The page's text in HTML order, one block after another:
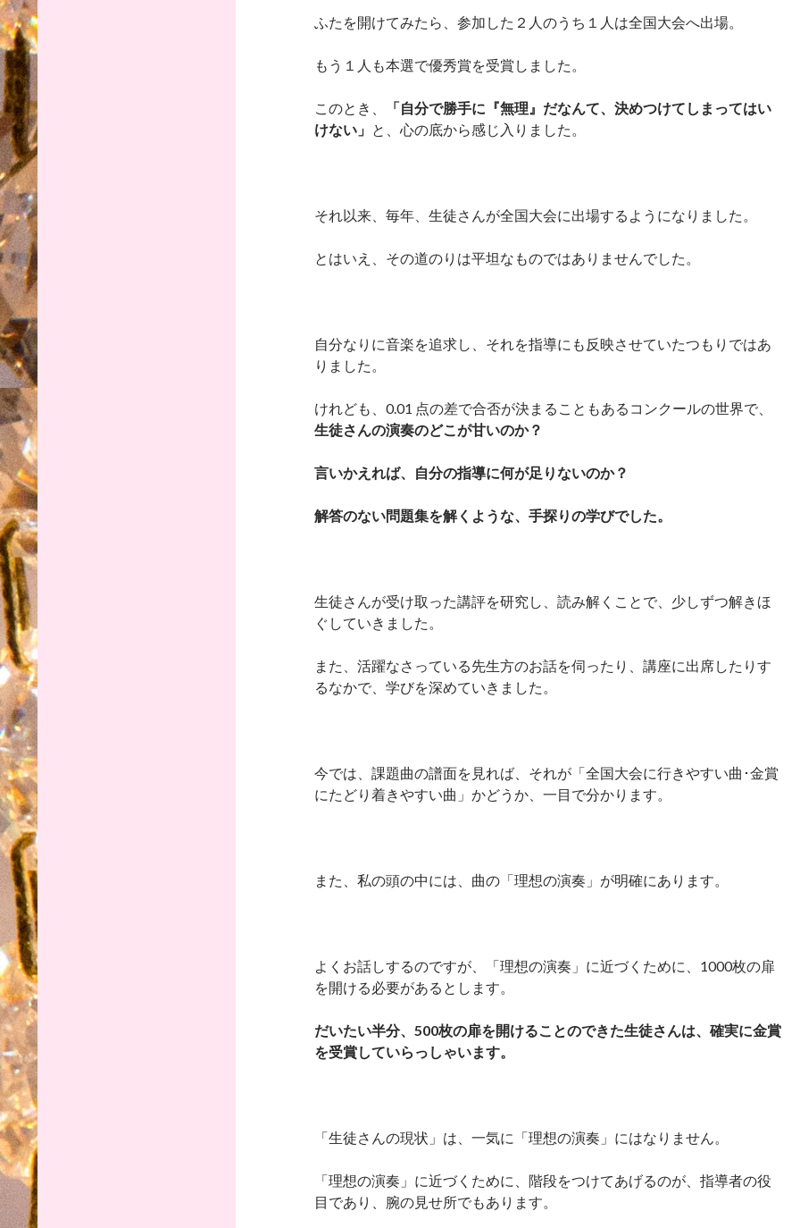
ふたを開けてみたら、参加した２人のうち１人は全国大会へ出場。
もう１人も本選で優秀賞を受賞しました。
このとき、
「自分で勝手に『無理』だなんて、決めつけてしまってはい
けない」 と、心の底から感じ入りました。
それ以来、毎年、生徒さんが全国大会に出場するようになりました。
とはいえ、その道のりは平坦なものではありませんでした。
自分なりに音楽を追求し、それを指導にも反映させていたつもりではあ
りました。
けれども、0.01 点の差で合否が決まることもあるコンクールの世界で、
生徒さんの演奏のどこが甘いのか？
言いかえれば、自分の指導に何が足りないのか？
解答のない問題集を解くような、手探りの学びでした。
生徒さんが受け取った講評を研究し、読み解くことで、少しずつ解きほ
ぐしていきました。
また、活躍なさっている先生方のお話を伺ったり、講座に出席したりす
るなかで、学びを深めていきました。
今では、課題曲の譜面を見れば、それが「全国大会に行きやすい曲･金賞
にたどり着きやすい曲」かどうか、一目で分かります。
また、私の頭の中には、曲の「理想の演奏」が明確にあります。
よくお話しするのですが、「理想の演奏」に近づくために、1000枚の扉
を開ける必要があるとします。
だいたい半分、500枚の扉を開けることのできた生徒さんは、確実に金賞
を受賞していらっしゃいます。
「生徒さんの現状」は、一気に「理想の演奏」にはなりません。
「理想の演奏」に近づくために、階段をつけてあげるのが、指導者の役
目であり、腕の見せ所でもあります。